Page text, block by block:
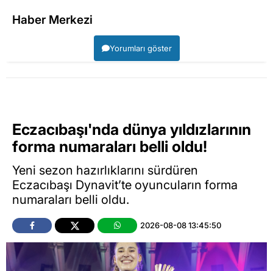
Haber Merkezi
Yorumları göster
Eczacıbaşı'nda dünya yıldızlarının
forma numaraları belli oldu!
Yeni sezon hazırlıklarını sürdüren
Eczacıbaşı Dynavit’te oyuncuların forma
numaraları belli oldu.
2026-08-08 13:45:50